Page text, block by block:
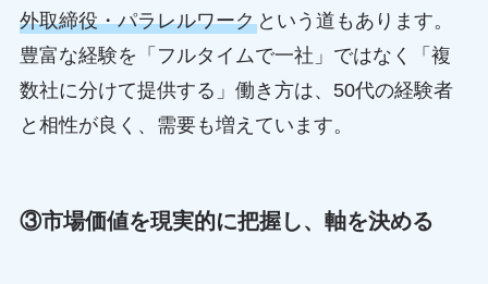
外取締役・パラレルワークという道もあります。
豊富な経験を「フルタイムで一社」ではなく「複
数社に分けて提供する」働き方は、50代の経験者
と相性が良く、需要も増えています。
③市場価値を現実的に把握し、軸を決める